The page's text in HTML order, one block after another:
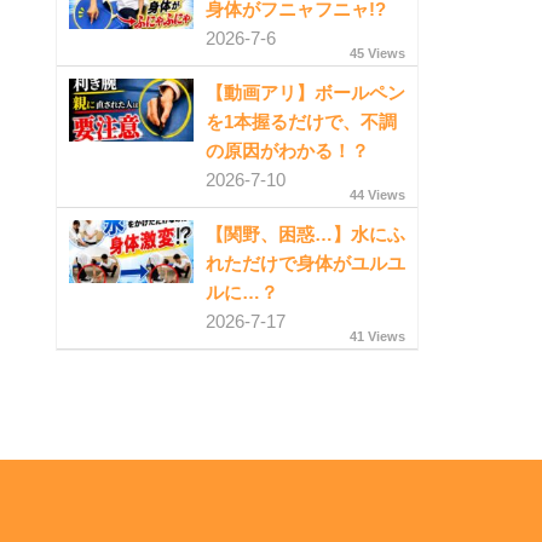
身体がフニャフニャ!?
2026-7-6
45 Views
【動画アリ】ボールペン
を1本握るだけで、不調
の原因がわかる！？
2026-7-10
44 Views
【関野、困惑…】水にふ
れただけで身体がユルユ
ルに…？
2026-7-17
41 Views